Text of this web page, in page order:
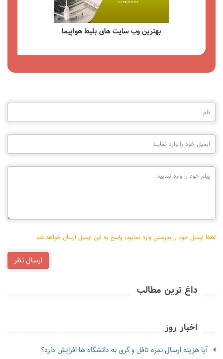
راهنمای جامع کیف پول Payeer امکانات مزایا و نحوه استفاده
نام
(به
ایمیل
خود
وارد
نمایید
پیام
خود
لطفا ایمیل خود را بدرستی وارد نمایید، پاسخ به این ایمیل ارسال خواهد شد
ارسال نظر
داغ ترین مطالب
اخبار روز
آیا هزینه ارسال نمره تافل و گری به دانشگاه ها افزایش دارد؟